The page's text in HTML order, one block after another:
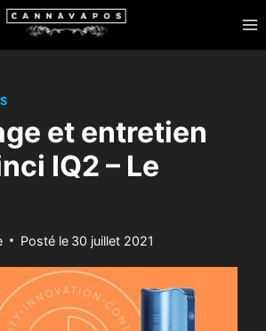
et entretien
IQ2 – Le
Posté le 30 juillet 2021